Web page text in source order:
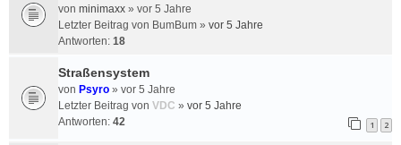
von minimaxx » vor 5 Jahre
Letzter Beitrag von BumBum » vor 5 Jahre
Antworten: 18
Straßensystem
von Psyro » vor 5 Jahre
Letzter Beitrag von VDC » vor 5 Jahre
Antworten: 42 1 2